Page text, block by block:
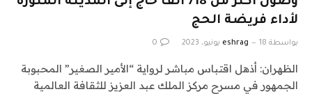
لأداء فريضة الحج
بواسطة eshrag 18 يونيو، 2023 0
الظهران: أذهل اقتباس مباشر لرواية “الأمير الصغير” المحبوبة
الجمهور في مسرح مركز الملك عبد العزيز للثقافة العالمية